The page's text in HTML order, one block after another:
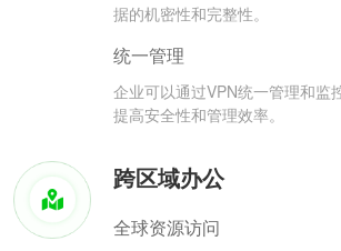
据的机密性和完整性。
统一管理
企业可以通过VPN统一管理和监
提高安全性和管理效率。
跨区域办公
全球资源访问